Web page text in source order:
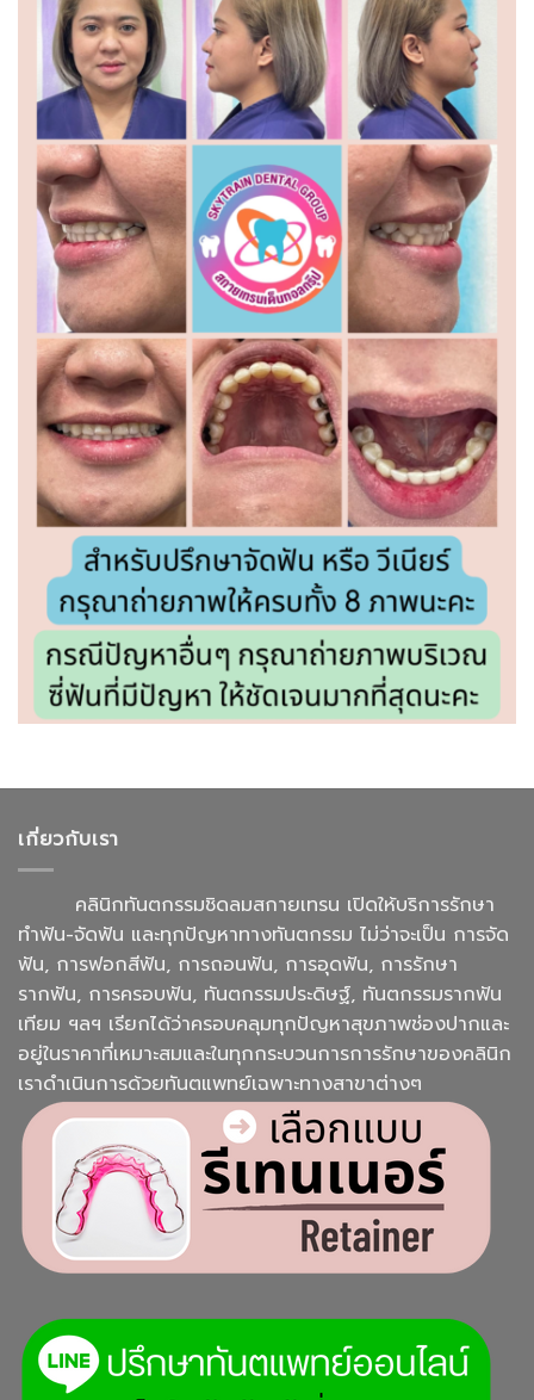
เกี่ยวกับเรา
คลินิกทันตกรรมชิดลมสกายเทรน เปิดให้บริการรักษา
ทำฟัน-จัดฟัน และทุกปัญหาทางทันตกรรม ไม่ว่าจะเป็น การจัด
ฟัน, การฟอกสีฟัน, การถอนฟัน, การอุดฟัน, การรักษา
รากฟัน, การครอบฟัน, ทันตกรรมประดิษฐ์, ทันตกรรมรากฟัน
เทียม ฯลฯ เรียกได้ว่าครอบคลุมทุกปัญหาสุขภาพช่องปากและ
อยู่ในราคาที่เหมาะสมและในทุกกระบวนการการรักษาของคลินิก
เราดำเนินการด้วยทันตแพทย์เฉพาะทางสาขาต่างๆ